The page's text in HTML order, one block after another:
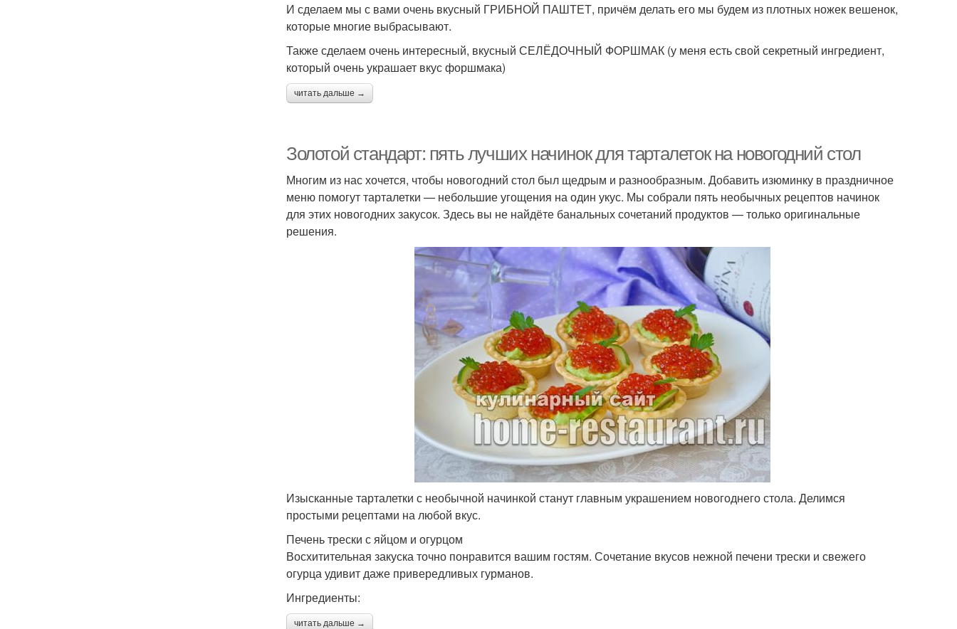
И сделаем мы с вами очень вкусный ГРИБНОЙ ПАШТЕТ, причём делать его мы будем из плотных ножек вешенок,
которые многие выбрасывают.
Также сделаем очень интересный, вкусный СЕЛЁДОЧНЫЙ ФОРШМАК (у меня есть свой секретный ингредиент,
который очень украшает вкус форшмака)
читать дальше →
Золотой стандарт: пять лучших начинок для тарталеток на новогодний стол
Многим из нас хочется, чтобы новогодний стол был щедрым и разнообразным. Добавить изюминку в праздничное
меню помогут тарталетки — небольшие угощения на один укус. Мы собрали пять необычных рецептов начинок
для этих новогодних закусок. Здесь вы не найдёте банальных сочетаний продуктов — только оригинальные
решения.
Изысканные тарталетки с необычной начинкой станут главным украшением новогоднего стола. Делимся
простыми рецептами на любой вкус.
Печень трески с яйцом и огурцом
Восхитительная закуска точно понравится вашим гостям. Сочетание вкусов нежной печени трески и свежего
огурца удивит даже привередливых гурманов.
Ингредиенты:
читать дальше →